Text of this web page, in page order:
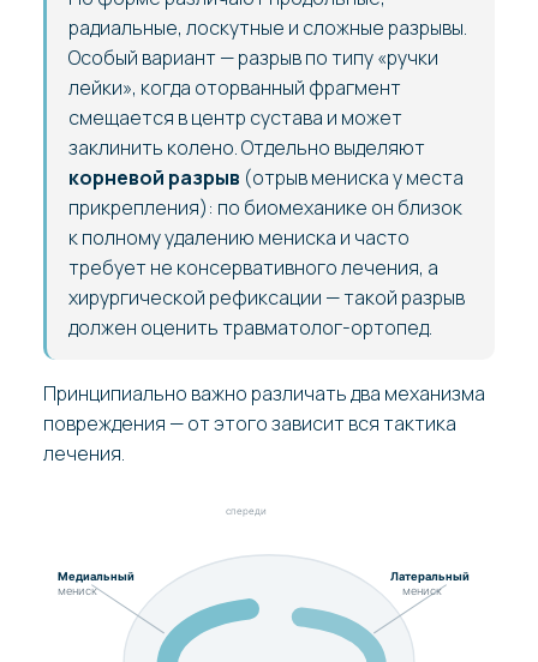
радиальные, лоскутные и сложные разрывы.
Особый вариант — разрыв по типу «ручки
лейки», когда оторванный фрагмент
смещается в центр сустава и может
заклинить колено. Отдельно выделяют
корневой разрыв (отрыв мениска у места
прикрепления): по биомеханике он близок
к полному удалению мениска и часто
требует не консервативного лечения, а
хирургической рефиксации — такой разрыв
должен оценить травматолог-ортопед.
Принципиально важно различать два механизма
повреждения — от этого зависит вся тактика
лечения.
Медиальный
мениск
Латеральный
мениск
спереди